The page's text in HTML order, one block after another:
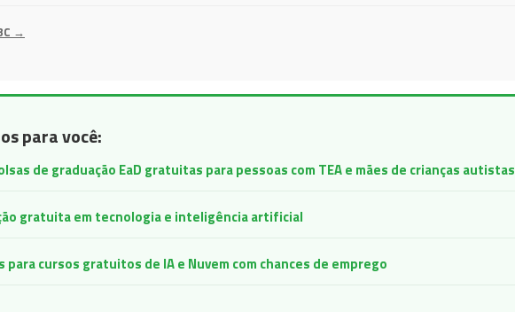
→
para você:
de graduação EaD gratuitas para pessoas com TEA e mães de crianças autistas
gratuita em tecnologia e inteligência artificial
para cursos gratuitos de IA e Nuvem com chances de emprego